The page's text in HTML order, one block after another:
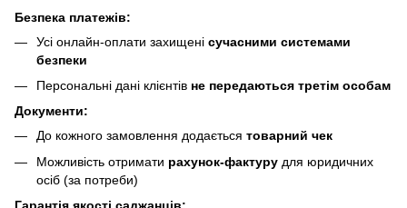
Безпека платежів:
Усі онлайн-оплати захищені сучасними системами
безпеки
Персональні дані клієнтів не передаються третім особам
Документи:
До кожного замовлення додається товарний чек
Можливість отримати рахунок-фактуру для юридичних
осіб (за потреби)